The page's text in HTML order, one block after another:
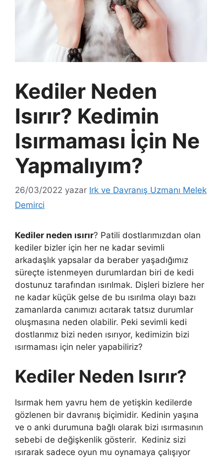
Kediler Neden
Isırır? Kedimin
Isırmaması İçin Ne
Yapmalıyım?
26/03/2022 yazar Irk ve Davranış Uzmanı Melek
Demirci
Kediler neden ısırır? Patili dostlarımızdan olan
kediler bizler için her ne kadar sevimli
arkadaşlık yapsalar da beraber yaşadığımız
süreçte istenmeyen durumlardan biri de kedi
dostunuz tarafından ısırılmak. Dişleri bizlere her
ne kadar küçük gelse de bu ısırılma olayı bazı
zamanlarda canımızı acıtarak tatsız durumlar
oluşmasına neden olabilir. Peki sevimli kedi
dostlarımız bizi neden ısırıyor, kedimizin bizi
ısırmaması için neler yapabiliriz?
Kediler Neden Isırır?
Isırmak hem yavru hem de yetişkin kedilerde
gözlenen bir davranış biçimidir. Kedinin yaşına
ve o anki durumuna bağlı olarak bizi ısırmasının
sebebi de değişkenlik gösterir. Kediniz sizi
ısırarak sadece oyun mu oynamaya çalışıyor